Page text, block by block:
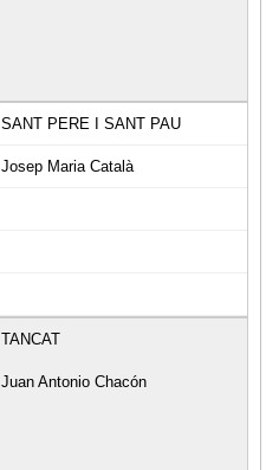
SANT PERE I SANT PAU
Josep Maria Català
TANCAT
Juan Antonio Chacón